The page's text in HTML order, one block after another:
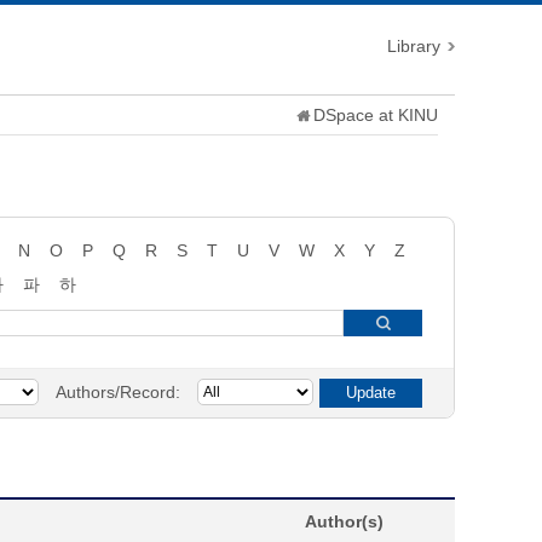
Library
DSpace at KINU
N O P Q R S T U V W X Y
Z
파
하
Authors/Record:
Author(s)